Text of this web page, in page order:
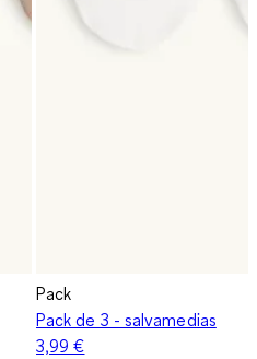
Pack
Pack de 3 - salvamedias
3,99 €